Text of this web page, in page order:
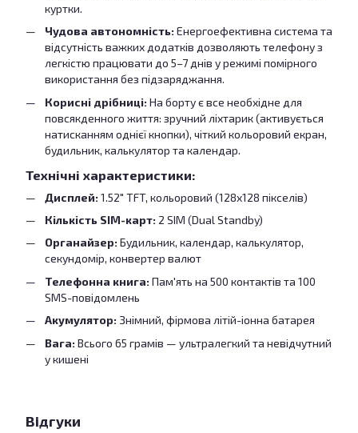
куртки.
Чудова автономність: Енергоефективна система та
відсутність важких додатків дозволяють телефону з
легкістю працювати до 5–7 днів у режимі помірного
використання без підзаряджання.
Корисні дрібниці: На борту є все необхідне для
повсякденного життя: зручний ліхтарик (активується
натисканням однієї кнопки), чіткий кольоровий екран,
будильник, калькулятор та календар.
Технічні характеристики:
Дисплей: 1.52" TFT, кольоровий (128x128 пікселів)
Кількість SIM-карт: 2 SIM (Dual Standby)
Органайзер: Будильник, календар, калькулятор,
секундомір, конвертер валют
Телефонна книга: Пам'ять на 500 контактів та 100
SMS-повідомлень
Акумулятор: Знімний, фірмова літій-іонна батарея
Вага: Всього 65 грамів — ультралегкий та невідчутний
у кишені
Відгуки